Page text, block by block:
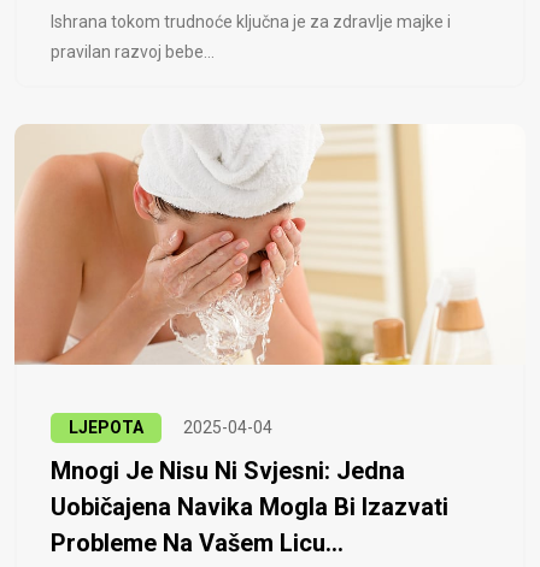
Ishrana tokom trudnoće ključna je za zdravlje majke i
pravilan razvoj bebe...
LJEPOTA 2025-04-04
Mnogi Je Nisu Ni Svjesni: Jedna
Uobičajena Navika Mogla Bi Izazvati
Probleme Na Vašem Licu...